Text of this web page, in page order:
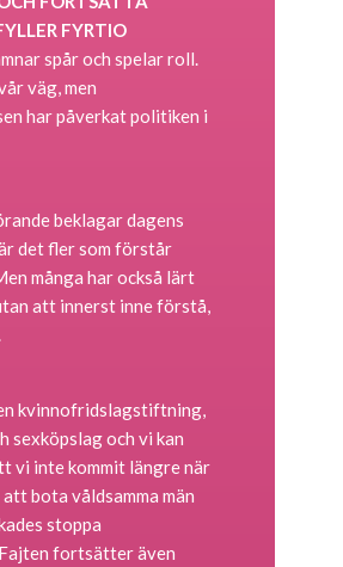
FYRTIO
spår och spelar roll.
väg, men
har påverkat politiken i
beklagar dagens
det fler som förstår
många har också lärt
att innerst inne förstå,
kvinnofridslagstiftning,
sexköpslag och vi kan
vi inte kommit längre när
bota våldsamma män
stoppa
fortsätter även